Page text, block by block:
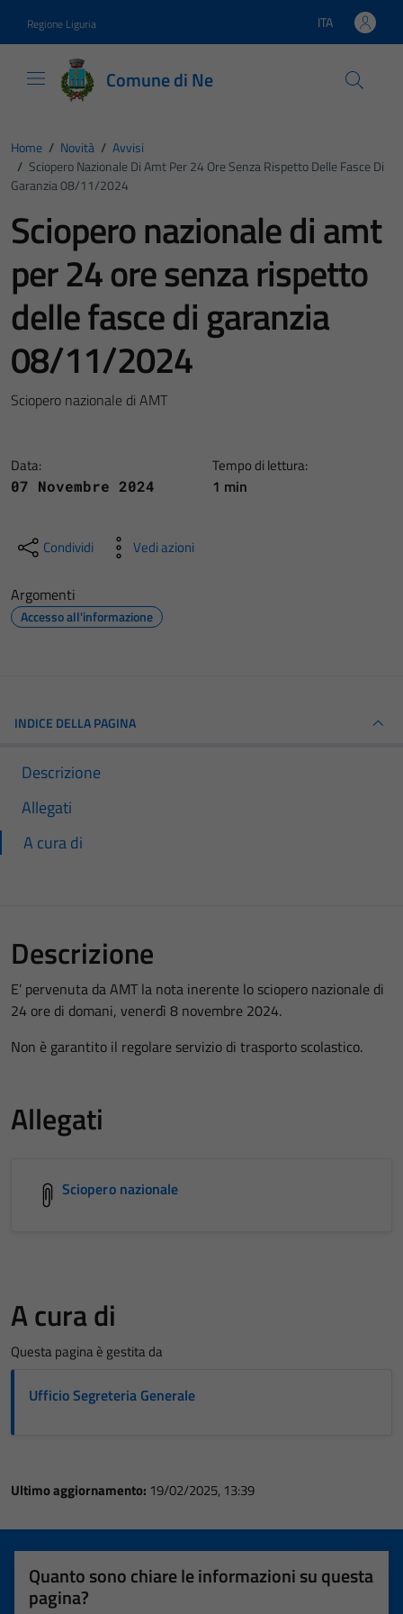
Regione Liguria Lingua attiva:
ITA
Comune di Ne
Home / Novità / Avvisi
/ Sciopero Nazionale Di Amt Per 24 Ore Senza Rispetto Delle Fasce Di
Garanzia 08/11/2024
Sciopero nazionale di amt
per 24 ore senza rispetto
delle fasce di garanzia
08/11/2024
Sciopero nazionale di AMT
Data:
07 Novembre 2024
Tempo di lettura:
1 min
Condividi Vedi azioni
Argomenti
Accesso all'informazione
INDICE DELLA PAGINA
Descrizione
Allegati
A cura di
Descrizione
E’ pervenuta da AMT la nota inerente lo sciopero nazionale di
24 ore di domani, venerdì 8 novembre 2024.
Non è garantito il regolare servizio di trasporto scolastico.
Allegati
Sciopero nazionale
A cura di
Questa pagina è gestita da
Ufficio Segreteria Generale
Ultimo aggiornamento: 19/02/2025, 13:39
Quanto sono chiare le informazioni su questa
pagina?